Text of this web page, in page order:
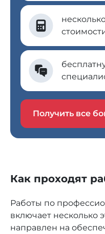
Получить все
Как проходят
Работы по
включает несколько
направлен на